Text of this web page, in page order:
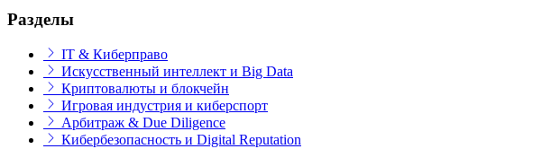
Разделы
IT & Киберправо
Искусственный интеллект и Big Data
Криптовалюты и блокчейн
Игровая индустрия и киберспорт
Арбитраж & Due Diligence
Кибербезопасность и Digital Reputation